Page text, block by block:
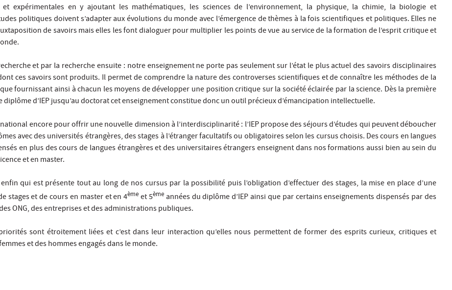
et expérimentales en y ajoutant les mathématiques, les sciences de l’environnement, la physique, la chimie, la biologie et
politiques doivent s’adapter aux évolutions du monde avec l’émergence de thèmes à la fois scientifiques et politiques. Elles ne
de savoirs mais elles les font dialoguer pour multiplier les points de vue au service de la formation de l’esprit critique et
et par la recherche ensuite : notre enseignement ne porte pas seulement sur l’état le plus actuel des savoirs disciplinaires
ces savoirs sont produits. Il permet de comprendre la nature des controverses scientifiques et de connaître les méthodes de la
fournissant ainsi à chacun les moyens de développer une position critique sur la société éclairée par la science. Dès la première
diplôme d’IEP jusqu’au doctorat cet enseignement constitue donc un outil précieux d’émancipation intellectuelle.
encore pour offrir une nouvelle dimension à l’interdisciplinarité : l’IEP propose des séjours d’études qui peuvent déboucher
avec des universités étrangères, des stages à l’étranger facultatifs ou obligatoires selon les cursus choisis. Des cours en langues
en plus des cours de langues étrangères et des universitaires étrangers enseignent dans nos formations aussi bien au sein du
et en master.
qui est présente tout au long de nos cursus par la possibilité puis l’obligation d’effectuer des stages, la mise en place d’une
stages et de cours en master et en 4ème et 5èmeannées du diplôme d’IEP ainsi que par certains enseignements dispensés par des
ONG, des entreprises et des administrations publiques.
sont étroitement liées et c’est dans leur interaction qu’elles nous permettent de former des esprits curieux, critiques et
et des hommes engagés dans le monde.